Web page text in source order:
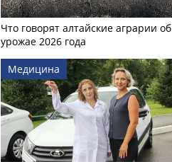
Что говорят алтайские аграрии об
урожае 2026 года
Медицина